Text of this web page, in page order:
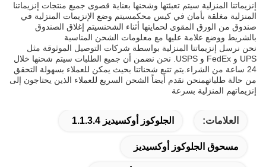
إنزيماتنا المنزلية سيتم تعبئتها وشحنها بعناية قصوى جميع منتجات إنزيماتنا
المنزلية مغلقة بأمان في كيس محكمسيتم وضع الإنزيمات المنزلية في
صندوق من الورق المقوى لحمايتها أثناء الشحنسيتم إغلاق الصندوق
بالشريط ووضع علامة عليها مع معلومات الشحن المناسبة
نحن نرسل إنزيماتنا المنزلية بواسطة شركات التوصيل الموثوقة مثل
UPS و FedEx و USPS. نحن نضمن أن جميع الطلبات سيتم شحنها خلال
24 ساعة من الشراء.يتم تتبع شحناتنا بحيث يمكن للعملاء بسهولة التحقق
من حالة طلباتهمنحن نقدم أيضاً الشحن السريع للعملاء الذين يحتاجون إلى
إنزيماتهم المنزلية بسرعة
العلامات: الجلوكوز أوكسيديز 1.1.3.4
مسحوق الجلوكوز أوكسيديز